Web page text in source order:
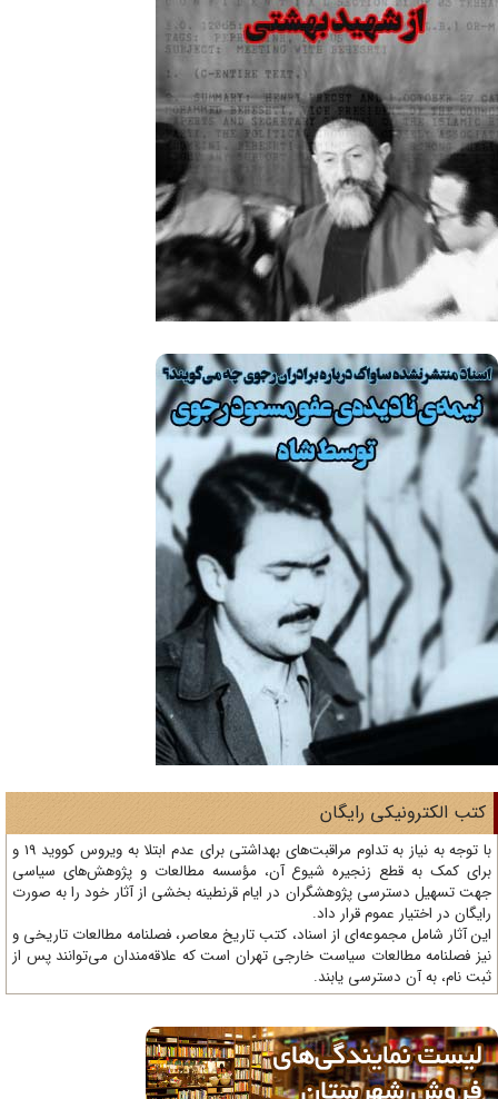
الکترونیکی رایگان
با توجه به نیاز به تداوم مراقبت‌های بهداشتی برای عدم ابتلا به ویروس کووید 19 و
کمک به قطع زنجیره شیوع آن، مؤسسه مطالعات و پژوهش‌های سیاسی
تسهیل دسترسی پژوهشگران در ایام قرنطینه بخشی از آثار خود را به صورت
در اختیار عموم قرار داد.
آثار شامل مجموعه‌ای از اسناد، کتب تاریخ معاصر، فصلنامه‌ مطالعات تاریخی و
فصلنامه مطالعات سیاست خارجی تهران است که علاقه‌مندان می‌توانند پس از
نام، به آن دسترسی یابند.